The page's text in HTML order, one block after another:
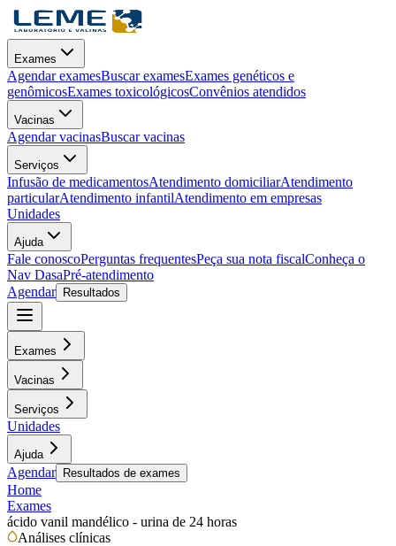
Exames
Agendar examesBuscar examesExames genéticos e
genômicosExames toxicológicosConvênios atendidos
Vacinas
Agendar vacinasBuscar vacinas
Serviços
Infusão de medicamentosAtendimento domiciliarAtendimento
particularAtendimento infantilAtendimento em empresas
Unidades
Ajuda
Fale conoscoPerguntas frequentesPeça sua nota fiscalConheça o
Nav DasaPré-atendimento
Agendar
Resultados
Exames
Vacinas
Serviços
Unidades
Ajuda
Agendar Resultados de exames
Home
Exames
ácido vanil mandélico - urina de 24 horas
Análises clínicas